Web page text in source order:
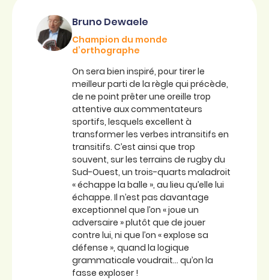
Bruno Dewaele
Champion du monde
d’orthographe
On sera bien inspiré, pour tirer le
meilleur parti de la règle qui précède,
de ne point prêter une oreille trop
attentive aux commentateurs
sportifs, lesquels excellent à
transformer les verbes intransitifs en
transitifs. C’est ainsi que trop
souvent, sur les terrains de rugby du
Sud-Ouest, un trois-quarts maladroit
« échappe la balle », au lieu qu’elle lui
échappe. Il n’est pas davantage
exceptionnel que l’on « joue un
adversaire » plutôt que de jouer
contre lui, ni que l’on « explose sa
défense », quand la logique
grammaticale voudrait… qu’on la
fasse exploser !